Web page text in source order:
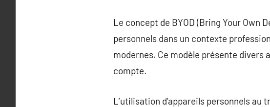
Le concept de BYOD (Bring Your Own
personnels dans un contexte
modernes. Ce modèle présente divers
compte.
L’utilisation d’appareils personnels